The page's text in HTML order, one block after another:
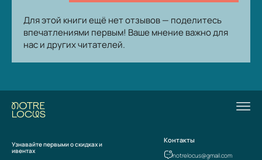
Для этой книги ещё нет отзывов — поделитесь
впечатлениями первым! Ваше мнение важно для
нас и других читателей.
Узнавайте первыми о скидках и
ивентах
Контакты
notrelocus@gmail.com